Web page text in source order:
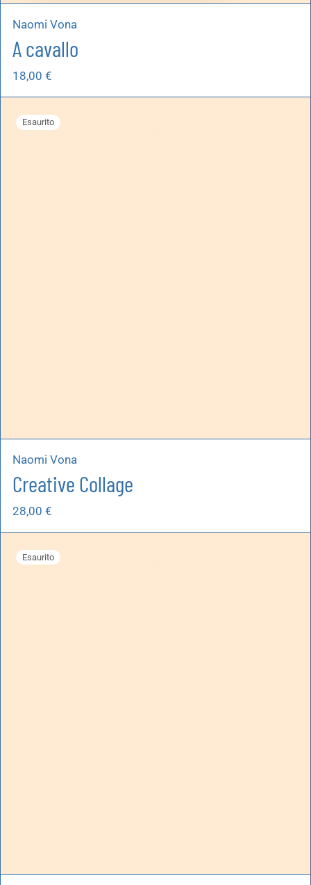
Naomi Vona
A cavallo
18,00 €
Esaurito
Naomi Vona
Creative Collage
28,00 €
Esaurito